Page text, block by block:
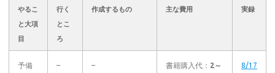
やるこ
と大項
目
行く
とこ
ろ
作成するもの 主な費用 実録
予備
– – 書籍購入代： 2～
8/17